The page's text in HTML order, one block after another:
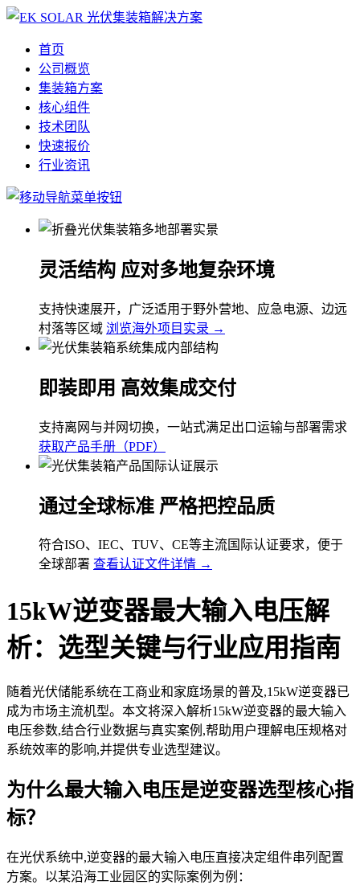
首页
公司概览
集装箱方案
核心组件
技术团队
快速报价
行业资讯
灵活结构 应对多地复杂环境
支持快速展开，广泛适用于野外营地、应急电源、边远
村落等区域 浏览海外项目实录 →
即装即用 高效集成交付
支持离网与并网切换，一站式满足出口运输与部署需求
获取产品手册（PDF）
通过全球标准 严格把控品质
符合ISO、IEC、TUV、CE等主流国际认证要求，便于
全球部署 查看认证文件详情 →
15kW逆变器最大输入电压解
析：选型关键与行业应用指南
随着光伏储能系统在工商业和家庭场景的普及,15kW逆变器已
成为市场主流机型。本文将深入解析15kW逆变器的最大输入
电压参数,结合行业数据与真实案例,帮助用户理解电压规格对
系统效率的影响,并提供专业选型建议。
为什么最大输入电压是逆变器选型核心指
标？
在光伏系统中,逆变器的最大输入电压直接决定组件串列配置
方案。以某沿海工业园区的实际案例为例：